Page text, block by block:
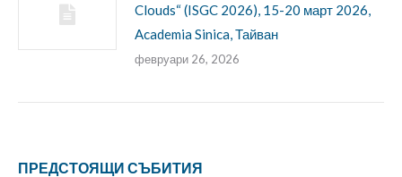
Clouds“ (ISGC 2026), 15-20 март 2026,
Academia Sinica, Тайван
февруари 26, 2026
ПРЕДСТОЯЩИ СЪБИТИЯ